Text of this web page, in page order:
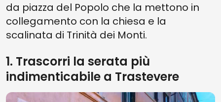
da piazza del Popolo che la mettono in
collegamento con la chiesa e la
scalinata di Trinità dei Monti.
1. Trascorri la serata più
indimenticabile a Trastevere